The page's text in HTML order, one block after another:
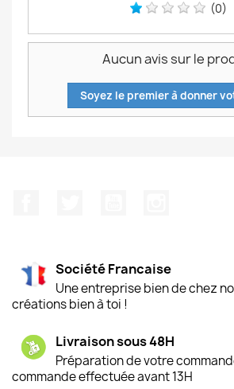
(0)
Aucun avis sur le
Soyez le premier à donner
Société Francaise
Une entreprise bien de chez
créations bien à toi !
Livraison sous 48H
Préparation de votre
commande effectuée avant 13H